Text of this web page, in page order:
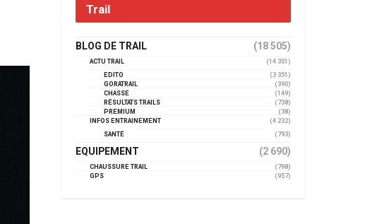
Trail
BLOG DE TRAIL (18 505)
ACTU TRAIL
(14 301)
EDITO
(3 351)
GORATRAIL
(390)
CHASSE
(149)
RÉSULTATS TRAILS
(738)
PREMIUM
(38)
INFOS ENTRAINEMENT
(4 232)
SANTÉ
(793)
EQUIPEMENT (2 690)
CHAUSSURE TRAIL
(798)
GPS
(957)